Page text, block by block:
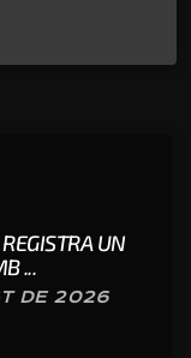
UN
...
DE 2026